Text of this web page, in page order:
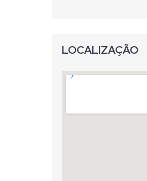
LOCALIZAÇÃO